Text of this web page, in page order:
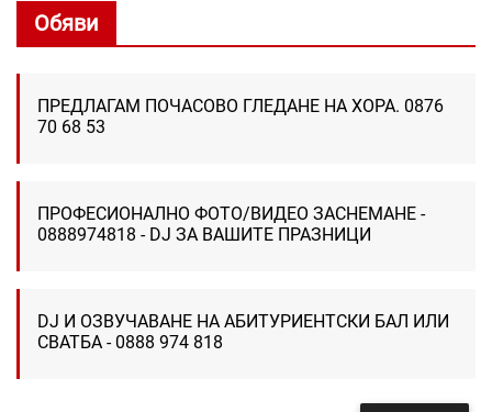
Обяви
ПРЕДЛАГАМ ПОЧАСОВО ГЛЕДАНЕ НА ХОРА. 0876
70 68 53
ПРОФЕСИОНАЛНО ФОТО/ВИДЕО ЗАСНЕМАНЕ -
0888974818 - DJ ЗА ВАШИТЕ ПРАЗНИЦИ
DJ И ОЗВУЧАВАНЕ НА АБИТУРИЕНТСКИ БАЛ ИЛИ
СВАТБА - 0888 974 818